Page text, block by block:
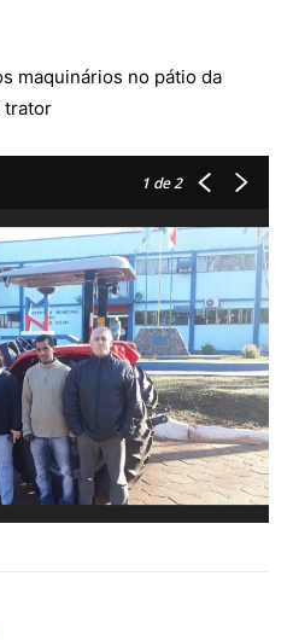
maquinários no pátio da
trator
1 de 2